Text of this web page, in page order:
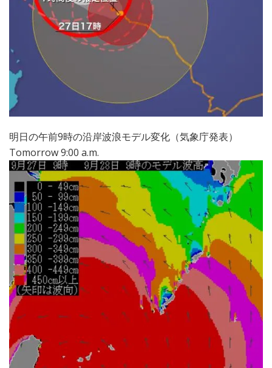
明日の午前9時の沿岸波浪モデル変化（気象庁発表）
Tomorrow 9:00 a.m.